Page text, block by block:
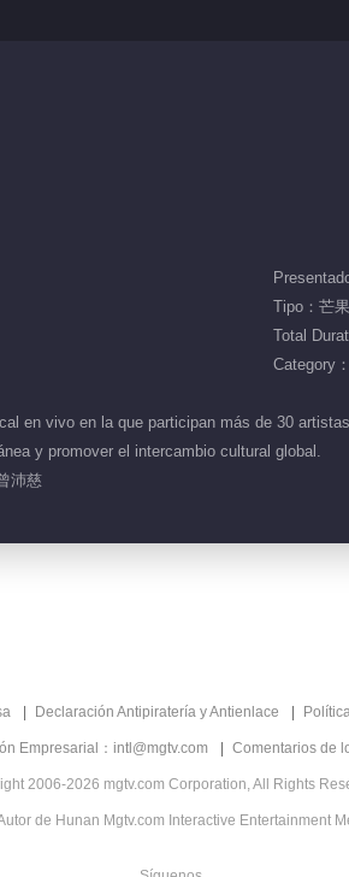
Tipo：芒
Total
Category
en vivo en la que participan más de 30
y promover el intercambio cultural global.
沛慈
Declaración Antipiratería y Antienlace
Empresarial：intl@mgtv.com Comentarios de
2006-2026 mgtv.com Corporation, All Rights
de Hunan Mgtv.com Interactive Entertainment